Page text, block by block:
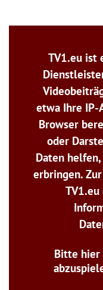
TV1.eu ist
etwa Ihre IP-
Browser
oder
Daten
erbringen.
Bitte hier